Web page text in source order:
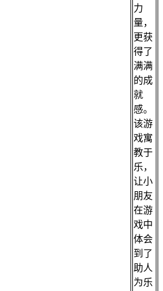
力
量，
更获
得了
满满
的成
就
感。
该游
戏寓
教于
乐，
让小
朋友
在游
戏中
体会
到了
助人
为乐